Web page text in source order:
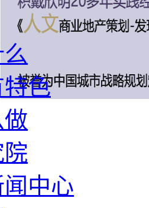
色
中心